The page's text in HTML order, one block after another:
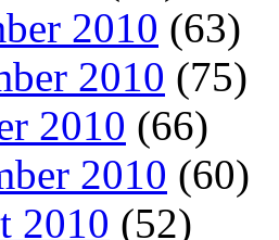
2010 (63)
2010 (75)
2010 (66)
2010 (60)
2010 (52)